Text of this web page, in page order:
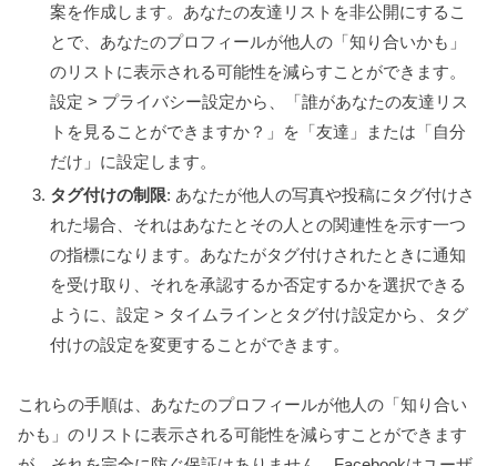
案を作成します。あなたの友達リストを非公開にするこ
とで、あなたのプロフィールが他人の「知り合いかも」
のリストに表示される可能性を減らすことができます。
設定 > プライバシー設定から、「誰があなたの友達リス
トを見ることができますか？」を「友達」または「自分
だけ」に設定します。
タグ付けの制限: あなたが他人の写真や投稿にタグ付けさ
れた場合、それはあなたとその人との関連性を示す一つ
の指標になります。あなたがタグ付けされたときに通知
を受け取り、それを承認するか否定するかを選択できる
ように、設定 > タイムラインとタグ付け設定から、タグ
付けの設定を変更することができます。
これらの手順は、あなたのプロフィールが他人の「知り合い
かも」のリストに表示される可能性を減らすことができます